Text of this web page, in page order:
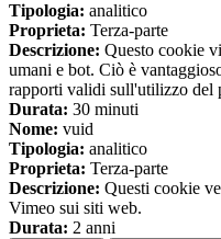
Tipologia: analitico
Proprieta: Terza-parte
Descrizione: Questo cookie
umani e bot. Ciò è
rapporti validi sull'utilizzo del
Durata: 30 minuti
Nome: vuid
Tipologia: analitico
Proprieta: Terza-parte
Descrizione: Questi cookie
Vimeo sui siti web.
Durata: 2 anni